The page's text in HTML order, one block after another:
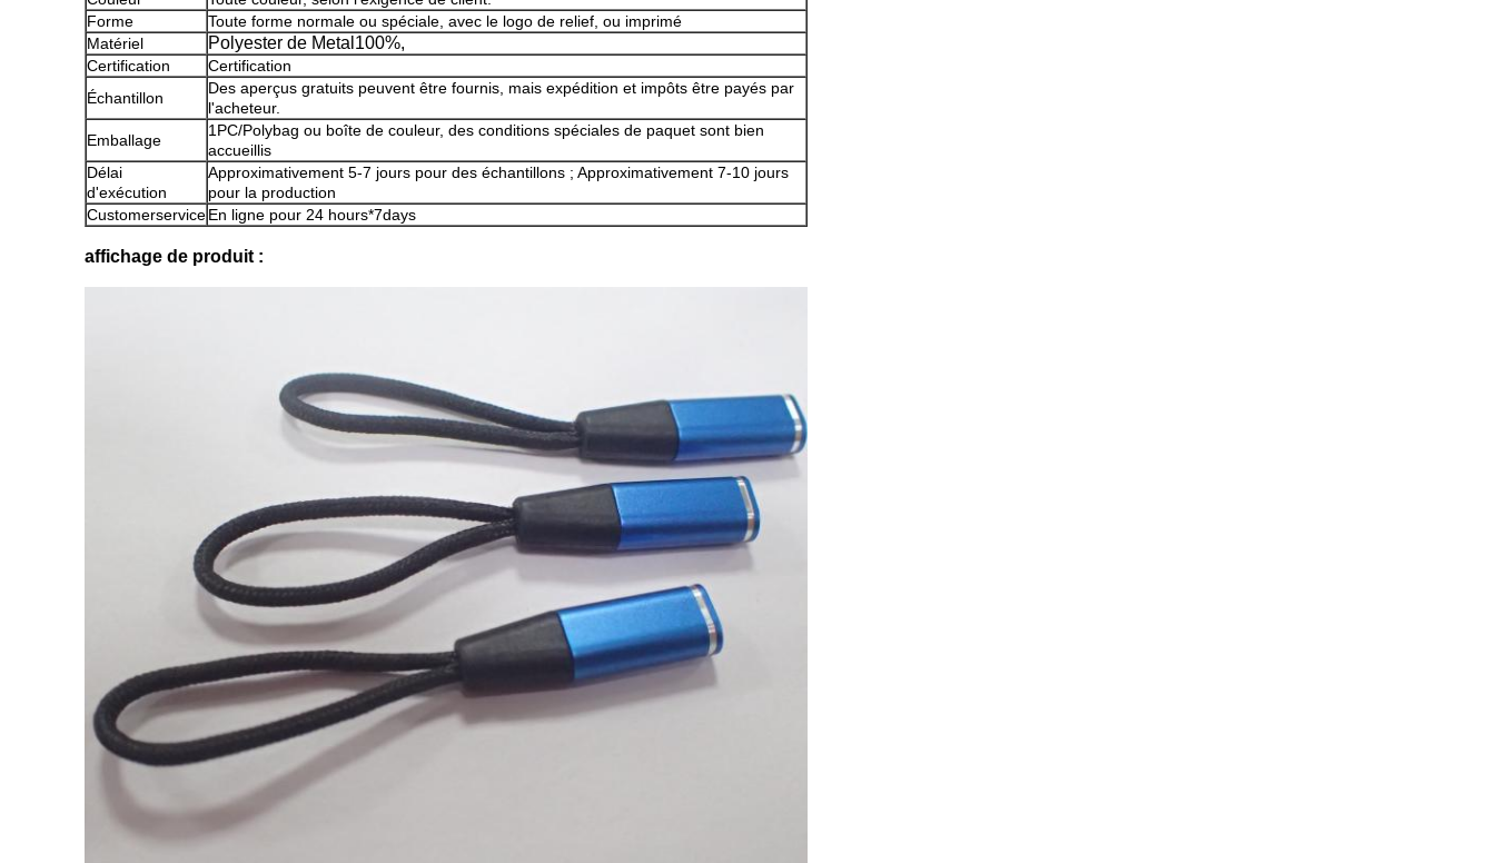
Forme
Toute forme normale ou spéciale, avec le logo de relief, ou imprimé
Matériel
Polyester de Metal100%,
Certification
Certification
Échantillon
Des aperçus gratuits peuvent être fournis, mais expédition et impôts être payés par
l'acheteur.
Emballage
1PC/Polybag ou boîte de couleur, des conditions spéciales de paquet sont bien
accueillis
Délai
d'exécution
Approximativement 5-7 jours pour des échantillons ; Approximativement 7-10 jours
pour la production
CustomerserviceEn ligne pour 24 hours*7days
affichage de produit :